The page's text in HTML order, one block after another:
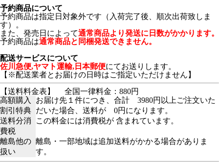
予約商品について
予約商品は指定日対象外です（入荷完了後、順次出荷致しま
す）。
また、発売日によって通常商品より発送に日数がかかります。
予約商品は通常商品と同梱発送できません。
配送サービスについて
佐川急便,ヤマト運輸,日本郵便にてお送りします。
【※配送業者とお届けの日時はご指定いただけません】
【送料料金表】
全国一律料金：880円
高額購入
割引特典
お届け先１件につき、合計 3980円以上ご注文いた
だいた場合、送料が 0円になります。
送料分消
費税
この料金には消費税が 含まれています。
離島他の
扱い
離島・一部地域は追加送料がかかる場合がありま
す。